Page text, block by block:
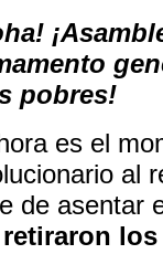
pobres!
es el
al
de asentar
retiraron